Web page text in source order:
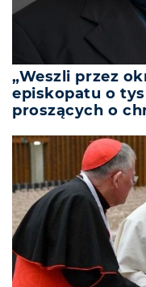
„Weszli przez
episkopatu o
proszących o